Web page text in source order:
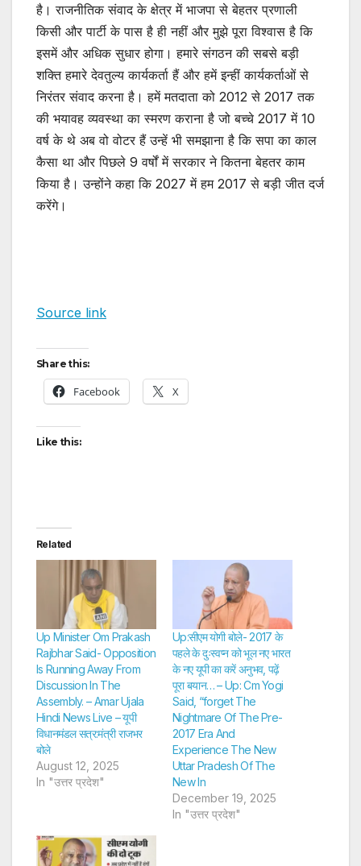
है। राजनीतिक संवाद के क्षेत्र में भाजपा से बेहतर प्रणाली
किसी और पार्टी के पास है ही नहीं और मुझे पूरा विश्वास है कि
इसमें और अधिक सुधार होगा। हमारे संगठन की सबसे बड़ी
शक्ति हमारे देवतुल्य कार्यकर्ता हैं और हमें इन्हीं कार्यकर्ताओं से
निरंतर संवाद करना है। हमें मतदाता को 2012 से 2017 तक
की भयावह व्यवस्था का स्मरण कराना है जो बच्चे 2017 में 10
वर्ष के थे अब वो वोटर हैं उन्हें भी समझाना है कि सपा का काल
कैसा था और पिछले 9 वर्षों में सरकार ने कितना बेहतर काम
किया है। उन्होंने कहा कि 2027 में हम 2017 से बड़ी जीत दर्ज
करेंगे।
Source link
Share this:
Facebook X
Like this:
Related
Up Minister Om Prakash
Rajbhar Said- Opposition
Is Running Away From
Discussion In The
Assembly. – Amar Ujala
Hindi News Live – यूपी
विधानमंडल सत्र:मंत्री राजभर
बोले
August 12, 2025
In "उत्तर प्रदेश"
Up:सीएम योगी बोले- 2017 के
पहले के दुःस्वप्न को भूल नए भारत
के नए यूपी का करें अनुभव, पढ़ें
पूरा बयान… – Up: Cm Yogi
Said, “forget The
Nightmare Of The Pre-
2017 Era And
Experience The New
Uttar Pradesh Of The
New In
December 19, 2025
In "उत्तर प्रदेश"